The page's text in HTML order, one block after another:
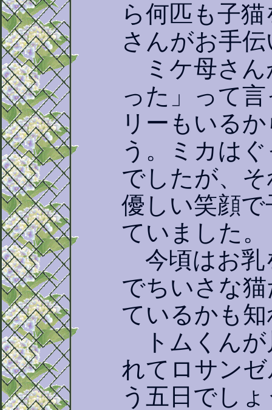
ら何匹も子
さんがお手
ミケ母さん
った」って
リーもいる
う。ミカは
でしたが、
優しい笑顔
ていました。
今頃はお乳
でちいさな
ているかも
トムくんが
れてロサン
う五日でし